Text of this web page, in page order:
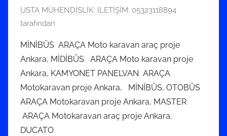
1
5
y
l
ü
l
2
0
2
USTA MÜHENDİSLİK: İLETİŞİM: 05323118894
tarafından
MİNİBÜS ARAÇA Moto karavan araç proje
Ankara, MİDİBÜS ARAÇA Moto karavan proje
Ankara, KAMYONET PANELVAN ARAÇA
Motokaravan proje Ankara, MİNİBÜS, OTOBÜS
ARAÇA Motokaravan proje Ankara, MASTER
ARAÇA Motokaravan araç proje Ankara,
DUCATO